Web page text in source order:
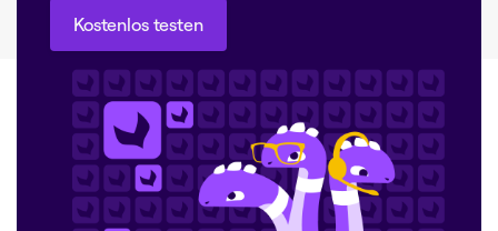
Kostenlos testen
Kostenlos testen